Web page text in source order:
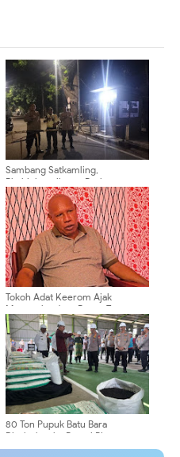
Sambang Satkamling,
Bhabinkamtibmas Perkuat
Keamanan Lingkungan Menteng
Tokoh Adat Keerom Ajak
Masyarakat Jaga Papua Tetap
Damai, Apresiasi Pendekatan
Humanis Satgas Operasi Damai
Cartenz
80 Ton Pupuk Batu Bara
Disalurkan ke Petani Riau,
Kapolri: Wujud Polri Hadir untuk